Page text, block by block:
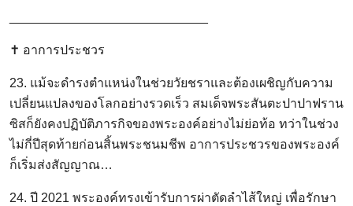
✝️ อาการประชวร
23. แม้จะดำรงตำแหน่งในช่วยวัยชราและต้องเผชิญกับความ
เปลี่ยนแปลงของโลกอย่างรวดเร็ว สมเด็จพระสันตะปาปาฟราน
ซิสก็ยังคงปฏิบัติภารกิจของพระองค์อย่างไม่ย่อท้อ ทว่าในช่วง
ไม่กี่ปีสุดท้ายก่อนสิ้นพระชนมชีพ อาการประชวรของพระองค์
ก็เริ่มส่งสัญญาณ…
24. ปี 2021 พระองค์ทรงเข้ารับการผ่าตัดลำไส้ใหญ่ เพื่อรักษา